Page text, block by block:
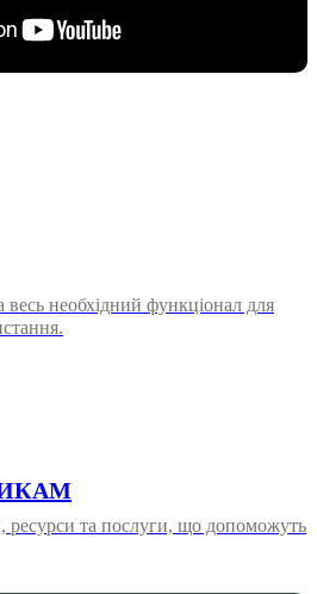
необхідний функціонал для
ресурси та послуги, що допоможуть